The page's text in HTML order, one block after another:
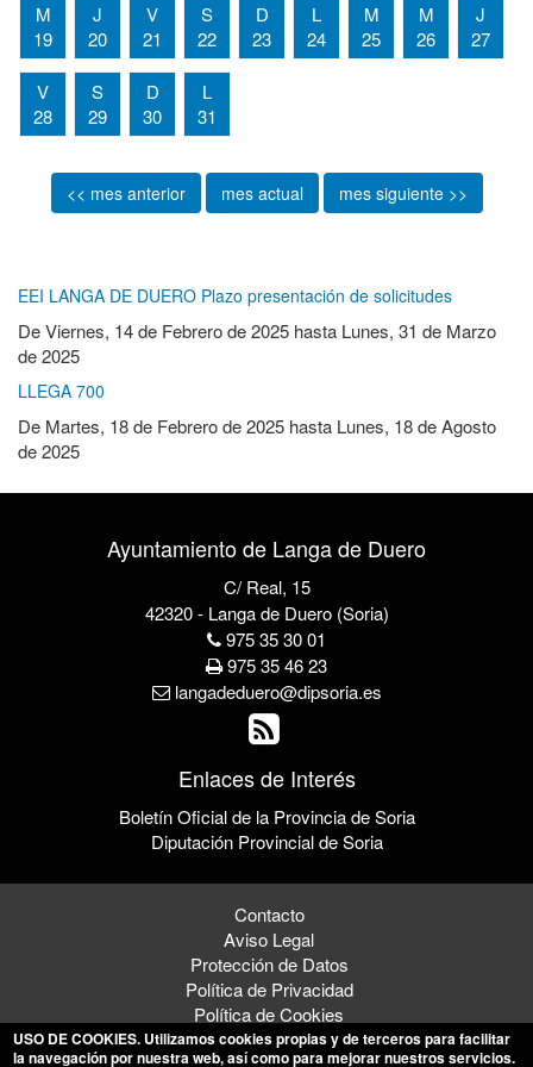
M
19
J
20
V
21
S
22
D
23
L
24
M
25
M
26
J
27
V
28
S
29
D
30
L
31
<< mes anterior mes actual mes siguiente >>
EEI LANGA DE DUERO Plazo presentación de solicitudes
DeViernes, 14 de Febrero de 2025 hasta Lunes, 31 de Marzo
de 2025
LLEGA 700
De Martes, 18 de Febrero de 2025 hasta Lunes, 18 de Agosto
de 2025
Ayuntamiento de Langa de Duero
C/ Real, 15
42320 - Langa de Duero (Soria)
975 35 30 01
975 35 46 23
langadeduero@dipsoria.es
Enlaces de Interés
Boletín Oficial de la Provincia de Soria
Diputación Provincial de Soria
Contacto
Aviso Legal
Protección de Datos
Política de Privacidad
Política de Cookies
USO DE COOKIES. Utilizamos cookies propias y de terceros para facilitar
la navegación por nuestra web, así como para mejorar nuestros servicios.